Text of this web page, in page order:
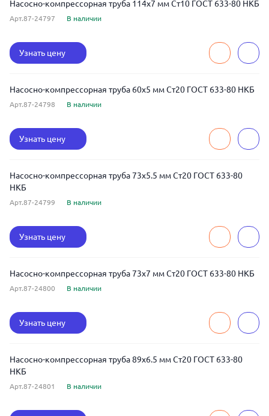
Насосно-компрессорная труба 114x7 мм Ст10 ГОСТ 633-80 НКБ
Арт.87-24797 В наличии
Узнать цену
Насосно-компрессорная труба 60x5 мм Ст20 ГОСТ 633-80 НКБ
Арт.87-24798 В наличии
Узнать цену
Насосно-компрессорная труба 73x5.5 мм Ст20 ГОСТ 633-80
НКБ
Арт.87-24799 В наличии
Узнать цену
Насосно-компрессорная труба 73x7 мм Ст20 ГОСТ 633-80 НКБ
Арт.87-24800 В наличии
Узнать цену
Насосно-компрессорная труба 89x6.5 мм Ст20 ГОСТ 633-80
НКБ
Арт.87-24801 В наличии